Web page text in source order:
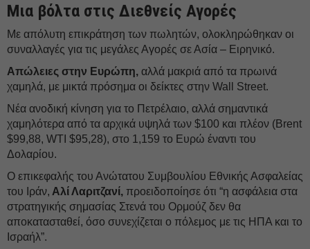
Μια βόλτα στις Διεθνείς Αγορές
Με απόλυτη επικράτηση των πωλητών, ολοκληρώθηκαν οι
συναλλαγές για τις μεγάλες Αγορές σε Ασία – Ειρηνικό.
Απώλειες στην Ευρώπη, αλλά μακριά από τα πρωινά
χαμηλά, με μικτά πρόσημα οι δείκτες στην Wall Street.
Νέα ανοδική κίνηση για το Πετρέλαιο, αλλά σημαντικά
χαμηλότερα από τα αρχικά υψηλά των $100 και πλέον (Brent
$99,88, WTI $95,28), στο 1,159 το Ευρώ έναντι του
Δολαρίου.
Ο επικεφαλής του Ανώτατου Συμβουλίου Εθνικής Ασφαλείας
του Ιράν, Αλί Λαριτζανί, προειδοποίησε ότι “η ασφάλεια στα
στρατηγικής σημασίας Στενά του Ορμούζ δεν θα
αποκατασταθεί, όσο συνεχίζεται ο πόλεμος με τις ΗΠΑ και το
Ισραήλ”.